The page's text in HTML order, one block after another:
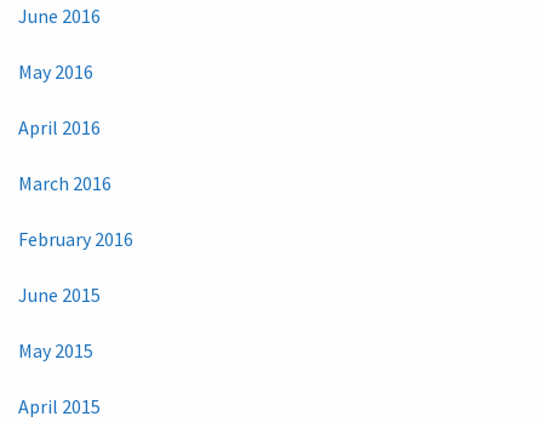
June 2016
May 2016
April 2016
March 2016
February 2016
June 2015
May 2015
April 2015